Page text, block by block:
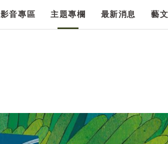
影音專區 主題專欄 最新消息 藝